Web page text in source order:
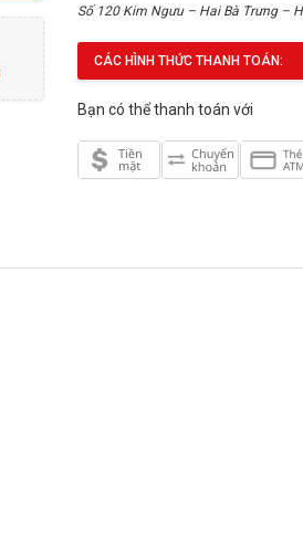
Số 120 Kim Ngưu – Hai Bà Trưng –
CÁC HÌNH THỨC THANH TOÁN:
Bạn có thể thanh toán với